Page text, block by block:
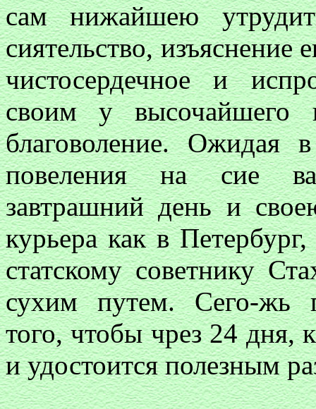
сам нижайшею
сиятельство, изъяснение
чистосердечное и
своим у высочайшего
благоволение. Ожидая
повеления на сие
завтрашний день и
курьера как в
статскому советнику
сухим путем. Сего-жь
того, чтобы чрез 24 дня,
и удостоится полезным